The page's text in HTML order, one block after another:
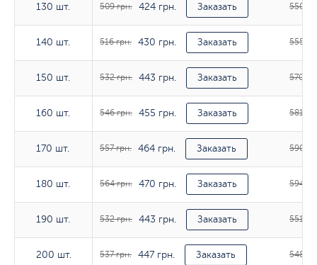
130 шт.
140 шт.
150 шт.
160 шт.
170 шт.
180 шт.
190 шт.
200 шт.
130 шт. 509 грн. 424 грн. Заказать 550
140 шт. 516 грн. 430 грн. Заказать 555
150 шт. 532 грн. 443 грн. Заказать 570
160 шт. 546 грн. 455 грн. Заказать 581
170 шт. 557 грн. 464 грн. Заказать 590
180 шт. 564 грн. 470 грн. Заказать 594
190 шт. 532 грн. 443 грн. Заказать 551
200 шт. 537 грн. 447 грн. Заказать 548